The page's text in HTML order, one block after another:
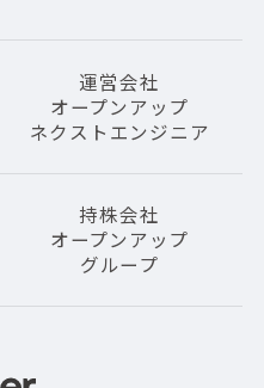
運営会社
オープンアップ
ネクストエンジニア
持株会社
オープンアップ
グループ